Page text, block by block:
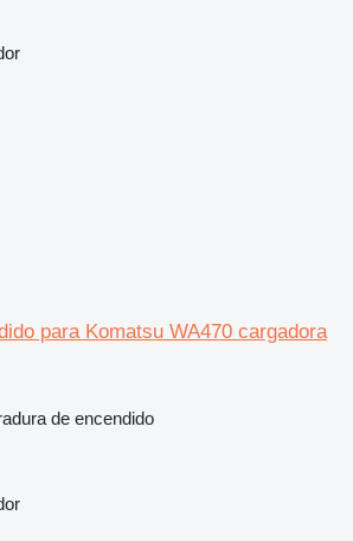
para Komatsu WA470 cargadora
de encendido